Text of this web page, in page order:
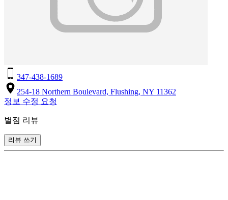
347-438-1689
254-18 Northern Boulevard, Flushing, NY 11362
정보 수정 요청
별점 리뷰
리뷰 쓰기